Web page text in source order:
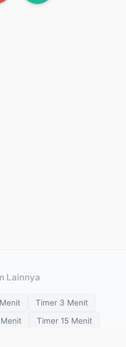
Lainnya
Timer 3 Menit
Timer 15 Menit